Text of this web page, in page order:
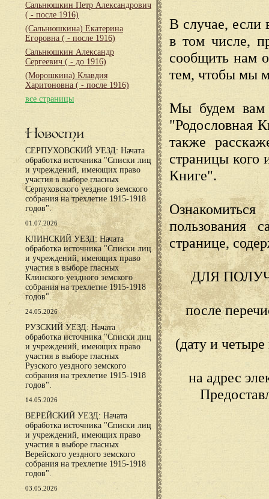
Сальнюшкин Петр Александрович
( - после 1916)
(Сальнюшкина) Екатерина
Егоровна ( - после 1916)
Сальнюшкин Александр
Сергеевич ( - до 1916)
(Морошкина) Клавдия
Харитоновна ( - после 1916)
все страницы
Новости
СЕРПУХОВСКИЙ УЕЗД: Начата
обработка источника "Списки лиц
и учреждений, имеющих право
участия в выборе гласных
Серпуховского уездного земского
собрания на трехлетие 1915-1918
годов".
01.07.2026
КЛИНСКИЙ УЕЗД: Начата
обработка источника "Списки лиц
и учреждений, имеющих право
участия в выборе гласных
Клинского уездного земского
собрания на трехлетие 1915-1918
годов".
24.05.2026
РУЗСКИЙ УЕЗД: Начата
обработка источника "Списки лиц
и учреждений, имеющих право
участия в выборе гласных
Рузского уездного земского
собрания на трехлетие 1915-1918
годов".
14.05.2026
ВЕРЕЙСКИЙ УЕЗД: Начата
обработка источника "Списки лиц
и учреждений, имеющих право
участия в выборе гласных
Верейского уездного земского
собрания на трехлетие 1915-1918
годов".
03.05.2026
В случае, если
в том числе,
сообщить нам
тем, чтобы мы
Мы будем вам
"Родословная
также
страницы кого
Книге".
пользования
странице,
ДЛЯ
после
(дату и
на адрес